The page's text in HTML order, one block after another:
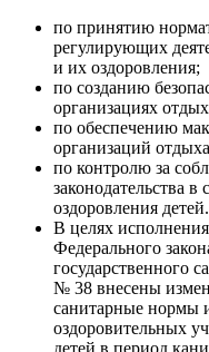
по принятию
регулирующих
и их оздоровления;
по созданию
организациях
по обеспечению
организаций
по контролю за
законодательства
оздоровления детей.
В целях
Федерального
государственного
№ 38 внесены
санитарные нормы
оздоровительных
детей в период